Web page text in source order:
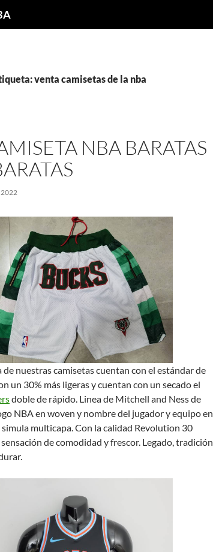
venta camisetas de la nba
NBA BARATAS
2022
de nuestras camisetas cuentan con el estándar de
un 30% más ligeras y cuentan con un secado el
doble de rápido. Linea de Mitchell and Ness de
NBA en woven y nombre del jugador y equipo en
multicapa. Con la calidad Revolution 30
de comodidad y frescor. Legado, tradición,